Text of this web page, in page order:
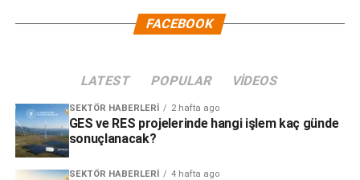
FACEBOOK
LATEST POPULAR VIDEOS
SEKTÖR HABERLERI 2 hafta ago
GES ve RES projelerinde hangi işlem kaç günde
sonuçlanacak?
SEKTÖR HABERLERI 4 hafta ago